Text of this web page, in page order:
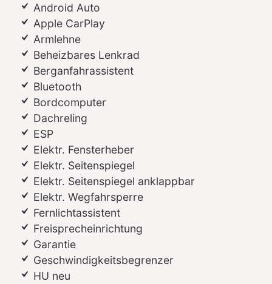
Android Auto
Apple CarPlay
Armlehne
Beheizbares Lenkrad
Berganfahrassistent
Bluetooth
Bordcomputer
Dachreling
ESP
Elektr. Fensterheber
Elektr. Seitenspiegel
Elektr. Seitenspiegel anklappbar
Elektr. Wegfahrsperre
Fernlichtassistent
Freisprecheinrichtung
Garantie
Geschwindigkeitsbegrenzer
HU neu